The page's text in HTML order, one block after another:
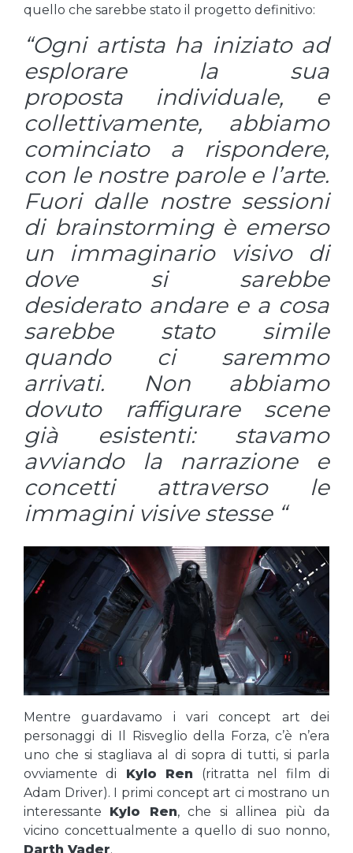
quello che sarebbe stato il progetto definitivo:
“Ogni artista ha iniziato ad
esplorare la sua
proposta individuale, e
collettivamente, abbiamo
cominciato a rispondere,
con le nostre parole e l’arte.
Fuori dalle nostre sessioni
di brainstorming è emerso
un immaginario visivo di
dove si sarebbe
desiderato andare e a cosa
sarebbe stato simile
quando ci saremmo
arrivati. Non abbiamo
dovuto raffigurare scene
già esistenti: stavamo
avviando la narrazione e
concetti attraverso le
immagini visive stesse “
Mentre guardavamo i vari concept art dei
personaggi di Il Risveglio della Forza, c’è n’era
uno che si stagliava al di sopra di tutti, si parla
ovviamente di Kylo Ren (ritratta nel film di
Adam Driver). I primi concept art ci mostrano un
interessante Kylo Ren, che si allinea più da
vicino concettualmente a quello di suo nonno,
Darth Vader.